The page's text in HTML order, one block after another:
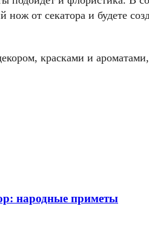
нож от секатора и будете
красками и
народные приметы